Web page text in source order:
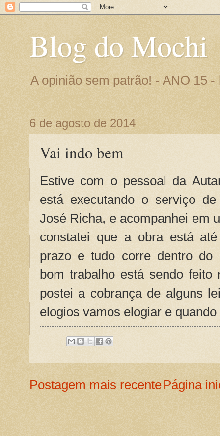
Blog do Mochi
A opinião sem patrão! - ANO 15
6 de agosto de 2014
Vai indo bem
Estive com o pessoal da
está executando o serviço
José Richa, e acompanhei em
constatei que a obra está
prazo e tudo corre dentro do
bom trabalho está sendo
postei a cobrança de alguns
elogios vamos elogiar e
Postagem mais recentePágina